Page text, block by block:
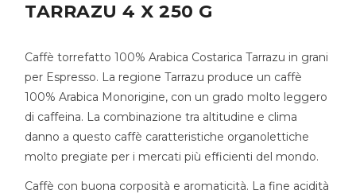
TARRAZU 4 X 250 G
Caffè torrefatto 100% Arabica Costarica Tarrazu in grani
per Espresso. La regione Tarrazu produce un caffè
100% Arabica Monorigine, con un grado molto leggero
di caffeina. La combinazione tra altitudine e clima
danno a questo caffè caratteristiche organolettiche
molto pregiate per i mercati più efficienti del mondo.
Caffè con buona corposità e aromaticità. La fine acidità